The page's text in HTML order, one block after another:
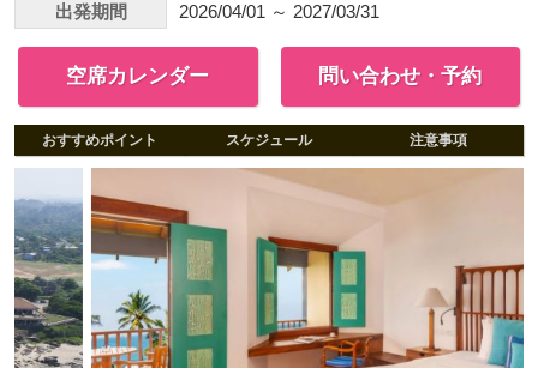
出発期間 2026/04/01 ～ 2027/03/31
空席カレンダー 問い合わせ・予約
おすすめポイント スケジュール 注意事項